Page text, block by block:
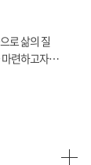
로 삶의 질
련하고자
하는 식사교육
조언으로
많은 ...